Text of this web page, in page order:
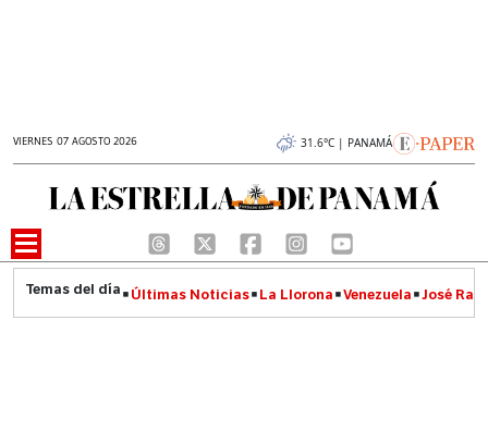
VIERNES 07 AGOSTO 2026 31.6°C | PANAMÁ
Últimas Noticias La Llorona Venezuela José